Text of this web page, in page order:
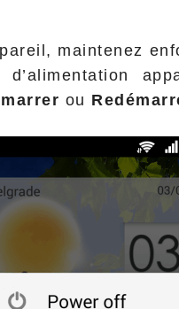
maintenez
ou